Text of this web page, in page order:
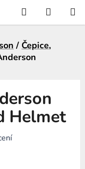
Hledat
KOŠÍK
/ Čepice,
Helmet